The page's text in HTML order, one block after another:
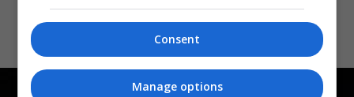
Mansfield Park
Consent
Manage options